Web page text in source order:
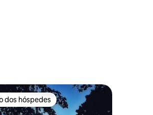
de 5, 19 avaliações
dos hóspedes
dos hóspedes